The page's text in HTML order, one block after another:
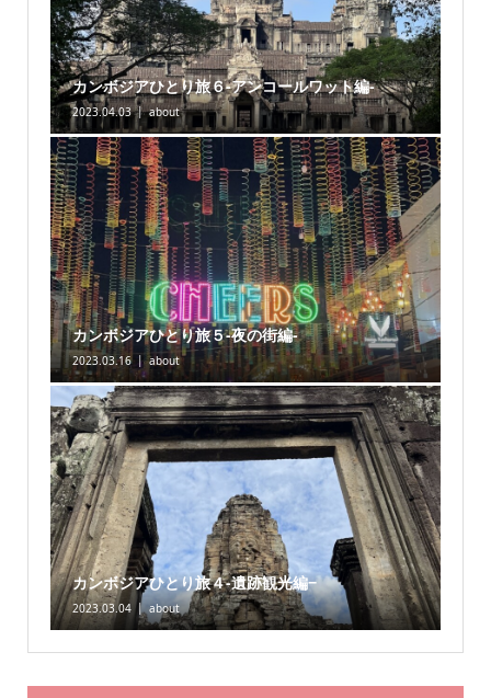
カンボジアひとり旅６-アンコールワット編-
2023.04.03 about
カンボジアひとり旅５-夜の街編-
2023.03.16 about
カンボジアひとり旅４-遺跡観光編−
2023.03.04 about